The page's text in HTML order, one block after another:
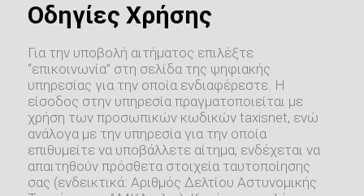
Οδηγίες Χρήσης
Για την υποβολή αιτήματος επιλέξτε
“επικοινωνία” στη σελίδα της ψηφιακής
υπηρεσίας για την οποία ενδιαφέρεστε. Η
είσοδος στην υπηρεσία πραγματοποιείται με
χρήση των προσωπικών κωδικών taxisnet, ενώ
ανάλογα με την υπηρεσία για την οποία
επιθυμείτε να υποβάλλετε αίτημα, ενδέχεται να
απαιτηθούν πρόσθετα στοιχεία ταυτοποίησης
σας (ενδεικτικά: Αριθμός Δελτίου Αστυνομικής